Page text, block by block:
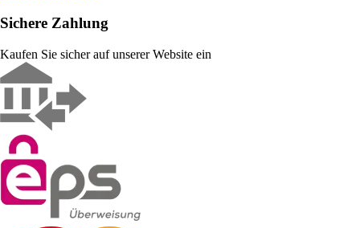
Sichere Zahlung
Kaufen Sie sicher auf unserer Website ein